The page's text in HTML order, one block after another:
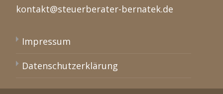
kontakt@steuerberater-bernatek.de
Impressum
Datenschutzerklärung